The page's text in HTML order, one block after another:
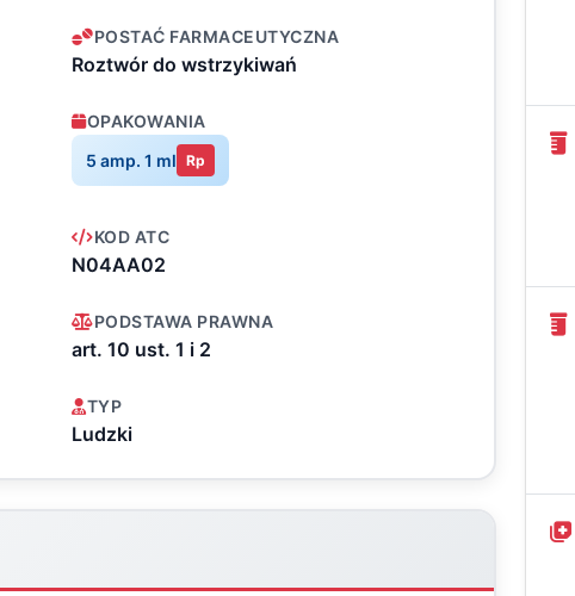
POSTAĆ FARMACEUTYCZNA
Roztwór do wstrzykiwań
OPAKOWANIA
5 amp. 1 ml Rp
KOD ATC
N04AA02
PODSTAWA PRAWNA
art. 10 ust. 1 i 2
TYP
Ludzki